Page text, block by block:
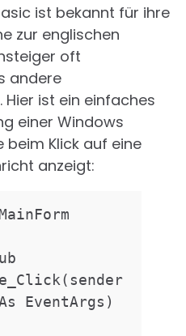
ist bekannt für ihre
zur englischen
oft
andere
ist ein einfaches
einer Windows
beim Klick auf eine
anzeigt:
EventArgs)